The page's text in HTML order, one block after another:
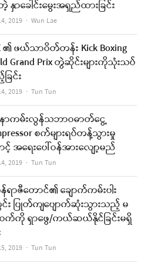
နှာခေါင်းမွေးအရှည်ထားခြင်း
2019 Author
Wun Lae
၏ ဖယ်သာဝိတ်တန်း Kick Boxing
Grand Prix တွဲဆိုင်းများကိုသုံးသပ်
ြင်း
2019 Author
Tun Tun
ာကမ်းလွန်သဘာဝဓာတ်ငွေ့
စက်များရပ်တန့်သွားမှု
င့် အရေးပေါ်ဝန်အားလျော့မည်
2019 Author
Tun Tun
ရာဇီတောင်၏ ချောက်ကမ်းပါး
ပြုတ်ကျပျောက်ဆုံးသွားသည့် မ
က်ကို ရှာဖွေ/ကယ်ဆယ်နိုင်ခြင်းမရှိ
2019 Author
Tun Tun